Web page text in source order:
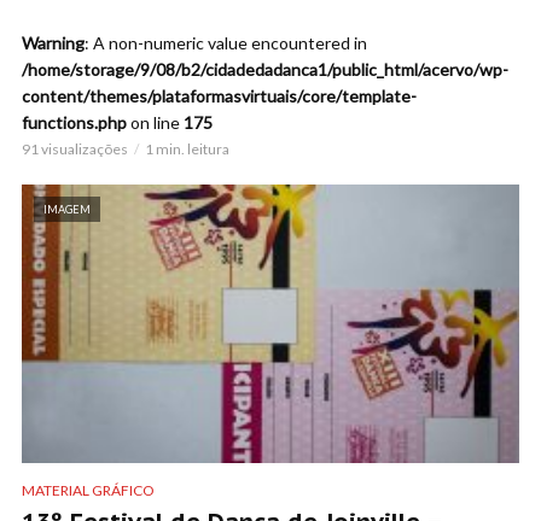
Warning: A non-numeric value encountered in
/home/storage/9/08/b2/cidadedadanca1/public_html/acervo/wp-
content/themes/plataformasvirtuais/core/template-
functions.phpon line 175
91 visualizações 1 min. leitura
IMAGEM
MATERIAL GRÁFICO